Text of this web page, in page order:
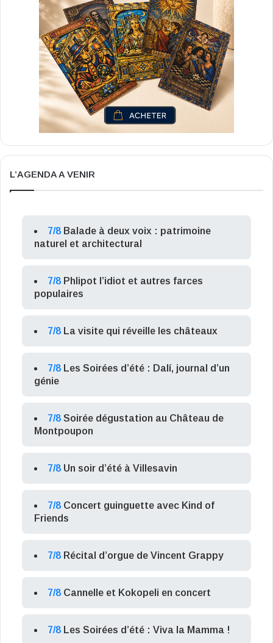
L’AGENDA A VENIR
7/8 Balade à deux voix : patrimoine
naturel et architectural
7/8 Phlipot l’idiot et autres farces
populaires
7/8 La visite qui réveille les châteaux
7/8 Les Soirées d’été : Dalí, journal d’un
génie
7/8 Soirée dégustation au Château de
Montpoupon
7/8 Un soir d’été à Villesavin
7/8 Concert guinguette avec Kind of
Friends
7/8 Récital d’orgue de Vincent Grappy
7/8 Cannelle et Kokopeli en concert
7/8 Les Soirées d’été : Viva la Mamma !